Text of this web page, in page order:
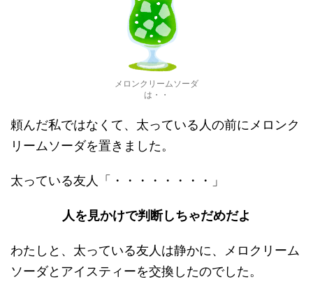
メロンクリームソーダ
は・・
頼んだ私ではなくて、太っている人の前にメロンク
リームソーダを置きました。
太っている友人「・・・・・・・・」
人を見かけで判断しちゃだめだよ
わたしと、太っている友人は静かに、メロクリーム
ソーダとアイスティーを交換したのでした。